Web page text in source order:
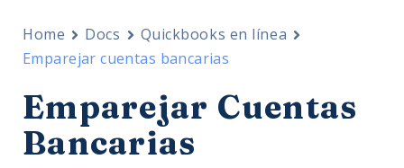
Home Docs
Quickbooks en línea
Emparejar cuentas bancarias
Emparejar Cuentas
Bancarias